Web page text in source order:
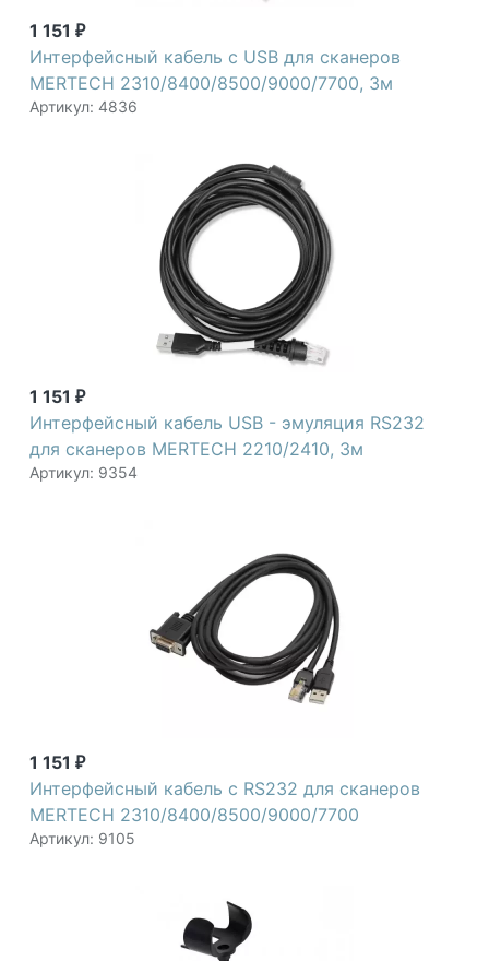
1 151 ₽
Интерфейсный кабель с USB для сканеров
MERTECH 2310/8400/8500/9000/7700, 3м
Артикул: 4836
1 151 ₽
Интерфейсный кабель USB - эмуляция RS232
для сканеров MERTECH 2210/2410, 3м
Артикул: 9354
1 151 ₽
Интерфейсный кабель с RS232 для сканеров
MERTECH 2310/8400/8500/9000/7700
Артикул: 9105